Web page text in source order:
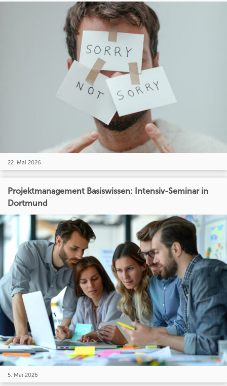
22. Mai 2026
Projektmanagement Basiswissen: Intensiv-Seminar in
Dortmund
5. Mai 2026